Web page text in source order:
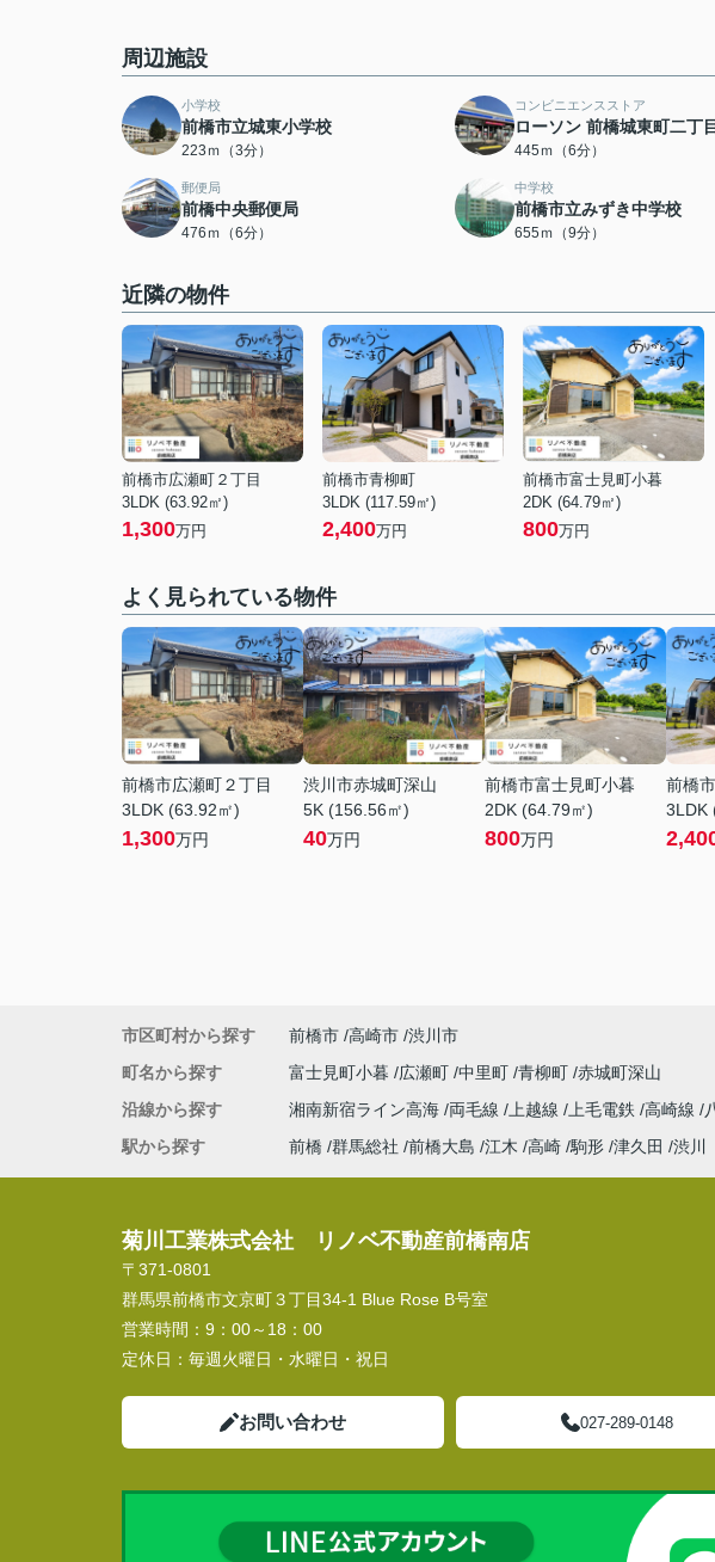
周辺施設
小学校
前橋市立城東小学校
223ｍ（3分）
コンビニエンスストア
ローソン 前橋城東町二丁
445ｍ（6分）
郵便局
前橋中央郵便局
476ｍ（6分）
中学校
前橋市立みずき中学校
655ｍ（9分）
近隣の物件
前橋市広瀬町２丁目
3LDK (63.92㎡)
1,300万円
前橋市青柳町
3LDK (117.59㎡)
2,400万円
前橋市富士見町小暮
2DK (64.79㎡)
800万円
よく見られている物件
前橋市広瀬町２丁目
3LDK (63.92㎡)
1,300万円
渋川市赤城町深山
5K (156.56㎡)
40万円
前橋市富士見町小暮
2DK (64.79㎡)
800万円
前橋
3LDK
市区町村から探す 前橋市 高崎市 渋川市
町名から探す
富士見町小暮 広瀬町 中里町 青柳町 赤城町深山
沿線から探す
湘南新宿ライン高海 両毛線 上越線 上毛電鉄 高崎線
駅から探す
前橋 群馬総社 前橋大島 江木 高崎 駒形 津久田 渋川
菊川工業株式会社 リノベ不動産前橋南店
〒371-0801
群馬県前橋市文京町３丁目34‐1 Blue Rose B号室
営業時間： 9：00～18：00
定休日： 毎週火曜日・水曜日・祝日
お問い合わせ 027-289-0148